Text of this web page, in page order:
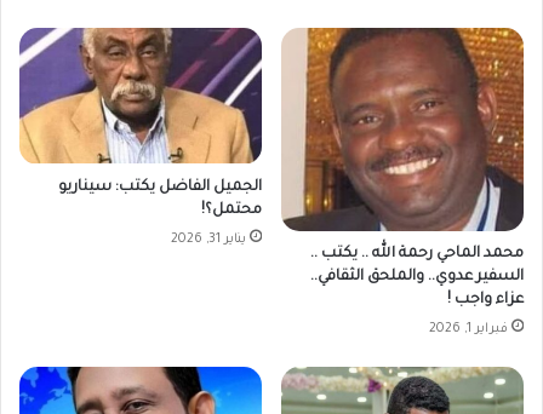
محمد الماحي رحمة الله .. يكتب ..
السفير عدوي.. والملحق الثقافي..
عزاء واجب !
فبراير 1, 2026
الجميل الفاضل يكتب: سيناريو
محتمل؟!
يناير 31, 2026